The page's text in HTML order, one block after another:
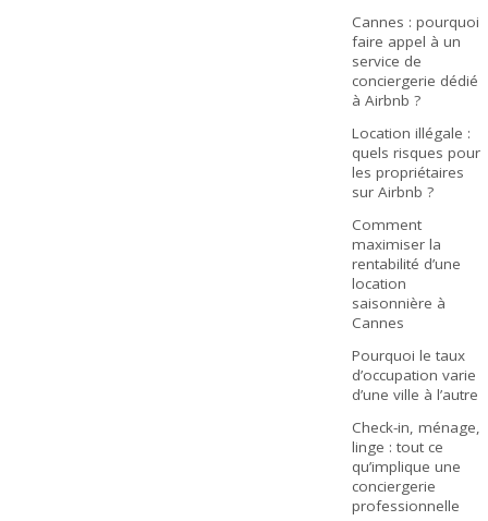
Cannes : pourquoi
faire appel à un
service de
conciergerie dédié
à Airbnb ?
Location illégale :
quels risques pour
les propriétaires
sur Airbnb ?
Comment
maximiser la
rentabilité d’une
location
saisonnière à
Cannes
Pourquoi le taux
d’occupation varie
d’une ville à l’autre
Check-in, ménage,
linge : tout ce
qu’implique une
conciergerie
professionnelle